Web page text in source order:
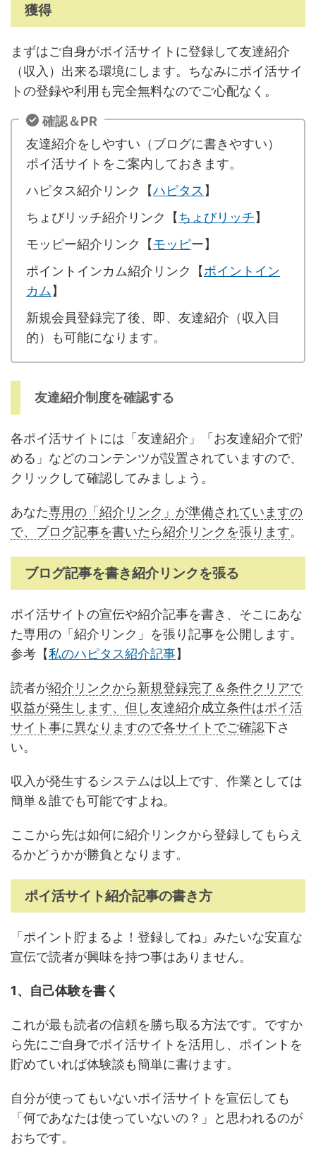
獲得
まずはご自身がポイ活サイトに登録して友達紹介
（収入）出来る環境にします。ちなみにポイ活サイ
トの登録や利用も完全無料なのでご心配なく。
確認＆PR
友達紹介をしやすい（ブログに書きやすい）
ポイ活サイトをご案内しておきます。
ハピタス紹介リンク【ハピタス 】
ちょびリッチ紹介リンク【ちょびリッチ】
モッピー紹介リンク【モッピー】
ポイントインカム紹介リンク【ポイントイン
カム】
新規会員登録完了後、即、友達紹介（収入目
的）も可能になります。
友達紹介制度を確認する
各ポイ活サイトには「友達紹介」「お友達紹介で貯
める」などのコンテンツが設置されていますので、
クリックして確認してみましょう。
あなた専用の「紹介リンク」が準備されていますの
で、ブログ記事を書いたら紹介リンクを張ります。
ブログ記事を書き紹介リンクを張る
ポイ活サイトの宣伝や紹介記事を書き、そこにあな
た専用の「紹介リンク」を張り記事を公開します。
参考【私のハピタス紹介記事】
読者が紹介リンクから新規登録完了＆条件クリアで
収益が発生します、但し友達紹介成立条件はポイ活
サイト事に異なりますので各サイトでご確認下さ
い。
収入が発生するシステムは以上です、作業としては
簡単＆誰でも可能ですよね。
ここから先は如何に紹介リンクから登録してもらえ
るかどうかが勝負となります。
ポイ活サイト紹介記事の書き方
「ポイント貯まるよ！登録してね」みたいな安直な
宣伝で読者が興味を持つ事はありません。
1、自己体験を書く
これが最も読者の信頼を勝ち取る方法です。ですか
ら先にご自身でポイ活サイトを活用し、ポイントを
貯めていれば体験談も簡単に書けます。
自分が使ってもいないポイ活サイトを宣伝しても
「何であなたは使っていないの？」と思われるのが
おちです。